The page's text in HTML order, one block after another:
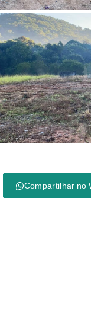
Compartilhar no